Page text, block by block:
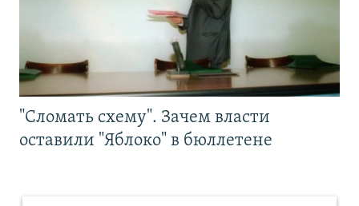
"Сломать схему". Зачем власти
оставили "Яблоко" в бюллетене